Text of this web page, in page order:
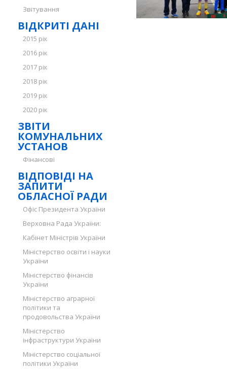
Звітування
ВІДКРИТІ ДАНІ
2015 рік
2016 рік
2017 рік
2018 рік
2019 рік
2020 рік
ЗВІТИ
КОМУНАЛЬНИХ
УСТАНОВ
Фінансові
ВІДПОВІДІ НА
ЗАПИТИ
ОБЛАСНОЇ РАДИ
Офіс Президента України
Верховна Рада України:
Кабінет Міністрів України
Міністерство освіти і науки
України
Міністерство фінансів
України
Міністерство аграрної
політики та
продовольства України
Міністерство
інфраструктури України
Міністерство соціальної
політики України